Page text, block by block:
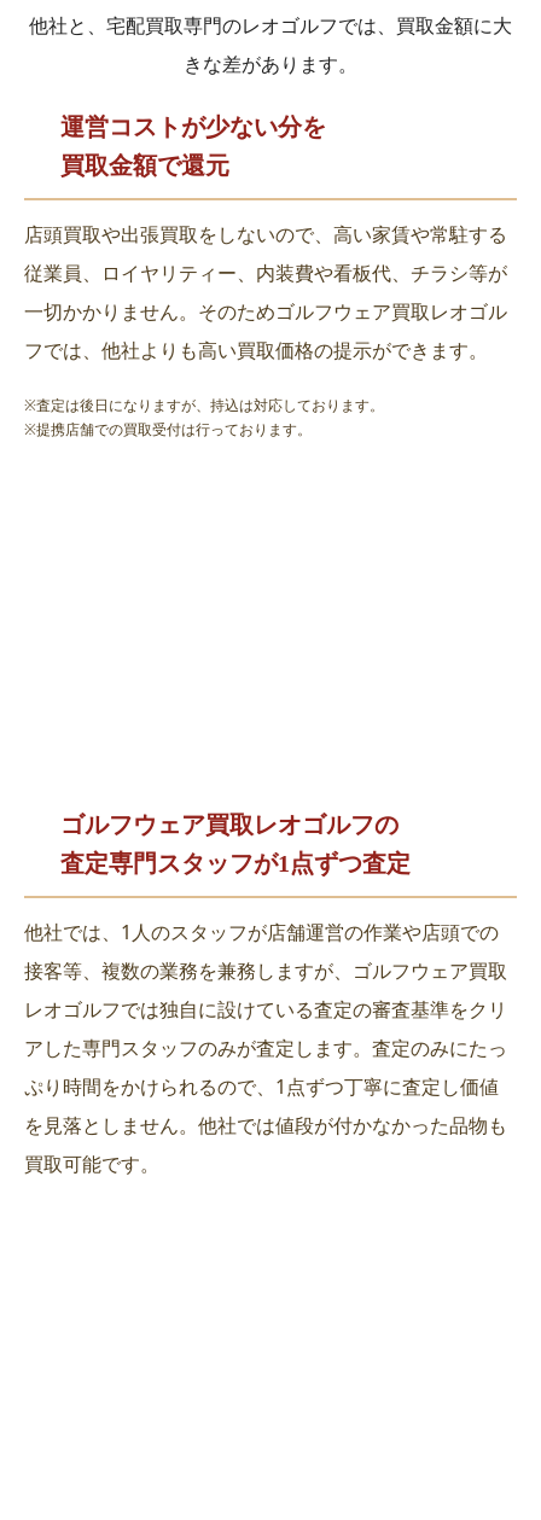
他社と、宅配買取専門のレオゴルフでは、買取金額に大
きな差があります。
運営コストが少ない分を
買取金額で還元
店頭買取や出張買取をしないので、高い家賃や常駐する
従業員、ロイヤリティー、内装費や看板代、チラシ等が
一切かかりません。そのためゴルフウェア買取レオゴル
フでは、他社よりも高い買取価格の提示ができます。
※査定は後日になりますが、持込は対応しております。
※提携店舗での買取受付は行っております。
ゴルフウェア買取レオゴルフの
査定専門スタッフが1点ずつ査定
他社では、1人のスタッフが店舗運営の作業や店頭での
接客等、複数の業務を兼務しますが、ゴルフウェア買取
レオゴルフでは独自に設けている査定の審査基準をクリ
アした専門スタッフのみが査定します。査定のみにたっ
ぷり時間をかけられるので、1点ずつ丁寧に査定し価値
を見落としません。他社では値段が付かなかった品物も
買取可能です。